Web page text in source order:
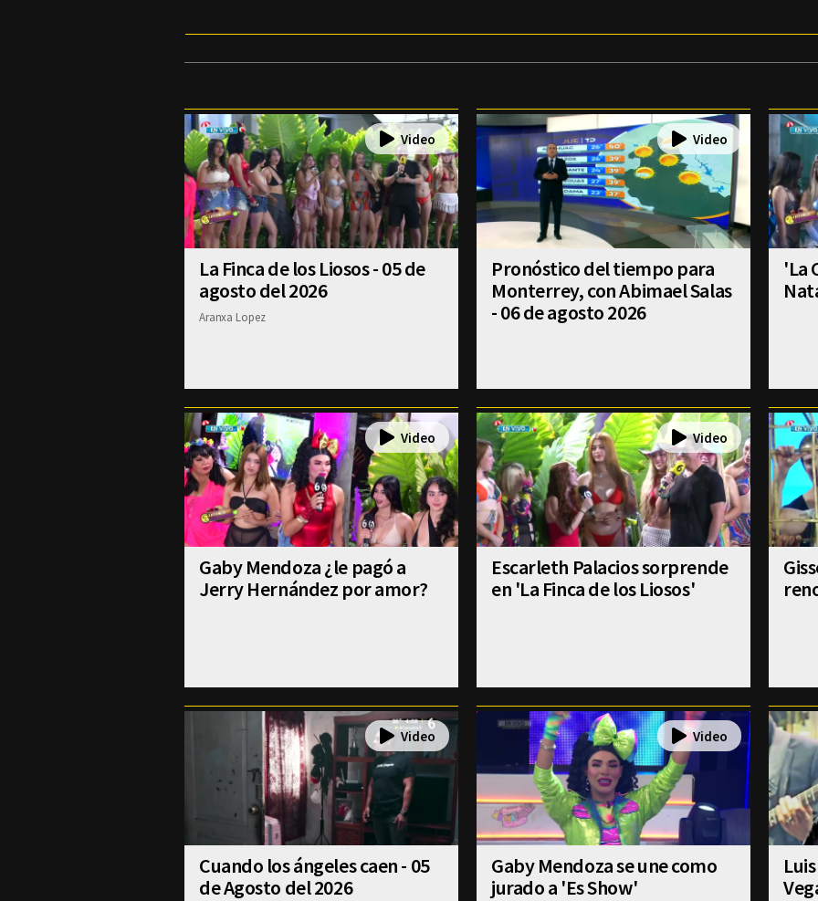
La Finca de los Liosos - 05 de
agosto del 2026
Aranxa Lopez
Pronóstico del tiempo para
Monterrey, con Abimael Salas
- 06 de agosto 2026
'La
Gaby Mendoza ¿le pagó a
Jerry Hernández por amor?
Escarleth Palacios sorprende
en 'La Finca de los Liosos'
Cuando los ángeles caen - 05
de Agosto del 2026
Gaby Mendoza se une como
jurado a 'Es Show'